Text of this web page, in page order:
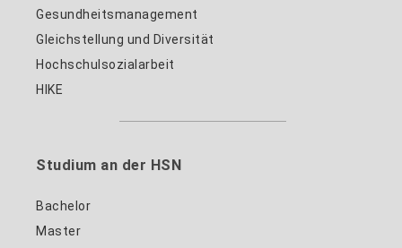
Gesundheitsmanagement
Gleichstellung und Diversität
Hochschulsozialarbeit
HIKE
Studium an der HSN
Bachelor
Master